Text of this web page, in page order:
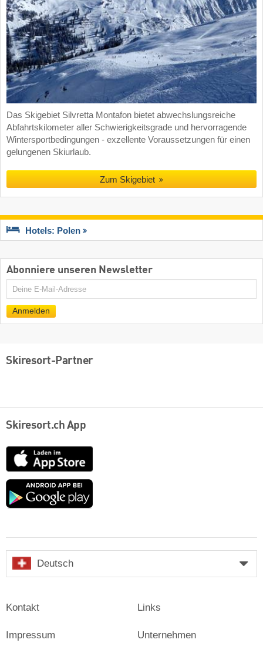
Das Skigebiet Silvretta Montafon bietet abwechslungsreiche
Abfahrtskilometer aller Schwierigkeitsgrade und hervorragende
Wintersportbedingungen - exzellente Voraussetzungen für einen
gelungenen Skiurlaub.
Zum Skigebiet
Hotels: Polen
Abonniere unseren Newsletter
E-
Anmelden
Skiresort-Partner
Skiresort.ch App
App
Store
Google
Deutsch
Kontakt
Impressum
Links
Unternehmen